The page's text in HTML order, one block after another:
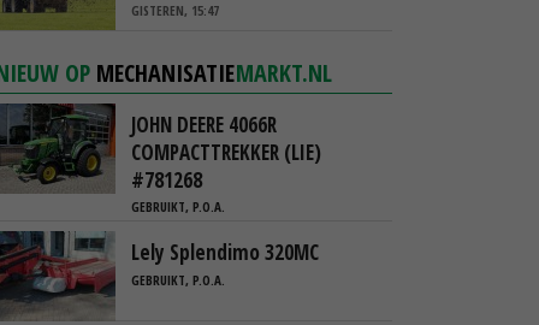
GISTEREN, 15:47
OP MECHANISATIEMARKT.NL
JOHN DEERE 4066R
COMPACTTREKKER (LIE)
#781268
GEBRUIKT, P.O.A.
Lely Splendimo 320MC
GEBRUIKT, P.O.A.